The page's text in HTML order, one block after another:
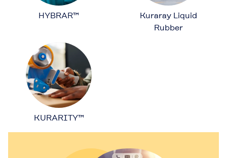
HYBRAR™
Kuraray Liquid
Rubber
KURARITY™